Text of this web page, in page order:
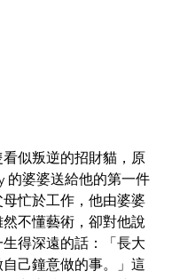
似叛逆的招財貓，原
的婆婆送給他的第一件
忙於工作，他由婆婆
不懂藝術，卻對他說
得深遠的話：「長大
己鐘意做的事。」這